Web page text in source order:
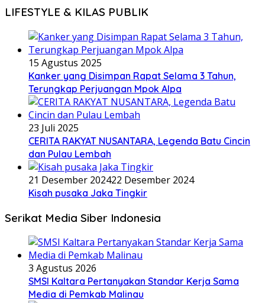
LIFESTYLE & KILAS PUBLIK
15 Agustus 2025
Kanker yang Disimpan Rapat Selama 3 Tahun,
Terungkap Perjuangan Mpok Alpa
23 Juli 2025
CERITA RAKYAT NUSANTARA, Legenda Batu Cincin
dan Pulau Lembah
21 Desember 202422 Desember 2024
Kisah pusaka Jaka Tingkir
Serikat Media Siber Indonesia
3 Agustus 2026
SMSI Kaltara Pertanyakan Standar Kerja Sama
Media di Pemkab Malinau